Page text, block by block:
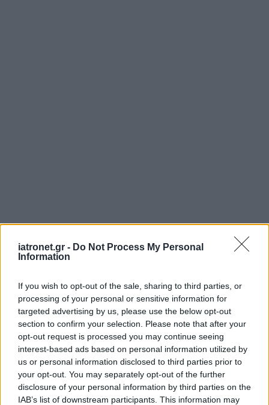
iatronet.gr - Do Not Process My Personal
Information
If you wish to opt-out of the sale, sharing to third parties, or
processing of your personal or sensitive information for
targeted advertising by us, please use the below opt-out
section to confirm your selection. Please note that after your
opt-out request is processed you may continue seeing
interest-based ads based on personal information utilized by
us or personal information disclosed to third parties prior to
your opt-out. You may separately opt-out of the further
disclosure of your personal information by third parties on the
IAB’s list of downstream participants. This information may